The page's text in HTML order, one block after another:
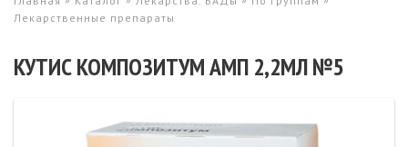
Лекарственные препараты
КУТИС КОМПОЗИТУМ АМП 2,2МЛ №5